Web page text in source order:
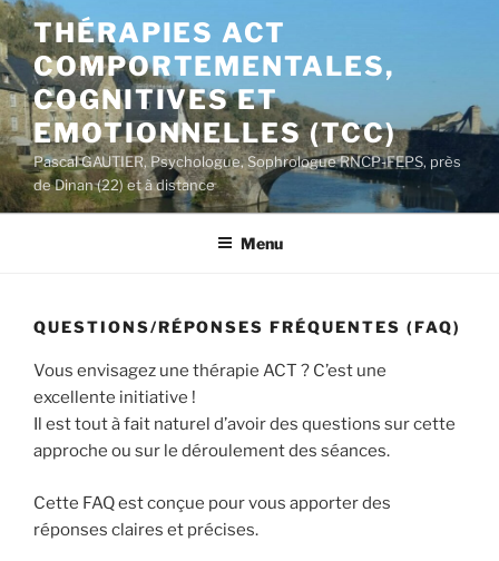
Aller
au
contenu
principal
THÉRAPIES ACT
COMPORTEMENTALES,
COGNITIVES ET
EMOTIONNELLES (TCC)
Pascal GAUTIER, Psychologue, Sophrologue RNCP-FEPS, près
de Dinan (22) et à distance
Menu
QUESTIONS/RÉPONSES FRÉQUENTES (FAQ)
Vous envisagez une thérapie ACT ? C’est une
excellente initiative !
Il est tout à fait naturel d’avoir des questions sur cette
approche ou sur le déroulement des séances.
Cette FAQ est conçue pour vous apporter des
réponses claires et précises.